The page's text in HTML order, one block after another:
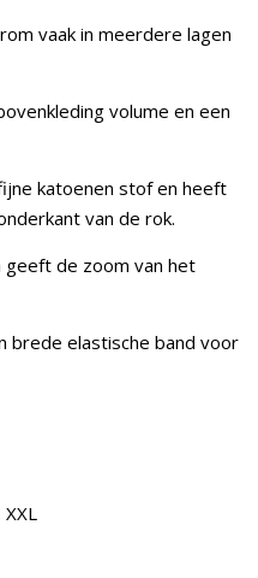
vaak in meerdere lagen
volume en een
katoenen stof en heeft
van de rok.
geeft de zoom van het
brede elastische band voor